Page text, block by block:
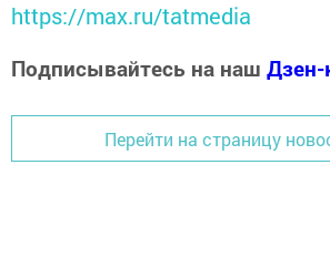
https://max.ru/tatmedia
Подписывайтесь на наш Дзен-
Перейти на страницу